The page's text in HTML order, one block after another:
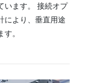
います。 接続オプ
により、垂直用途
。